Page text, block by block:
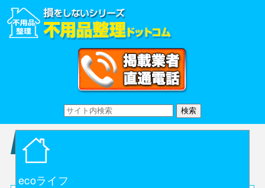
ecoライフ